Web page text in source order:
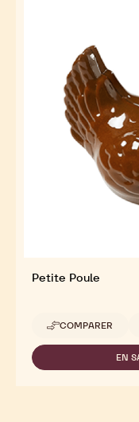
Petite Poule
COMPARER
-
PETITE
EN